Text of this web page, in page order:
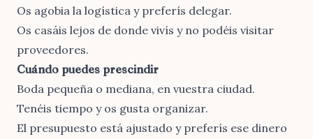
Os agobia la logística y preferís delegar.
Os casáis lejos de donde vivís y no podéis visitar
proveedores.
Cuándo puedes prescindir
Boda pequeña o mediana, en vuestra ciudad.
Tenéis tiempo y os gusta organizar.
El presupuesto está ajustado y preferís ese dinero